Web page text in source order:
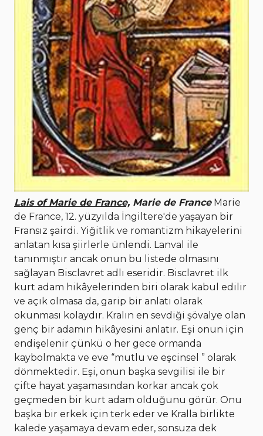
Lais of Marie de France, Marie de FranceMarie
de France, 12. yüzyılda İngiltere'de yaşayan bir
Fransız şairdi. Yiğitlik ve romantizm hikayelerini
anlatan kısa şiirlerle ünlendi. Lanval ile
tanınmıştır ancak onun bu listede olmasını
sağlayan Bisclavret adlı eseridir. Bisclavret ilk
kurt adam hikâyelerinden biri olarak kabul edilir
ve açık olmasa da, garip bir anlatı olarak
okunması kolaydır. Kralın en sevdiği şövalye olan
genç bir adamın hikâyesini anlatır. Eşi onun için
endişelenir çünkü o her gece ormanda
kaybolmakta ve eve “mutlu ve eşcinsel ” olarak
dönmektedir. Eşi, onun başka sevgilisi ile bir
çifte hayat yaşamasından korkar ancak çok
geçmeden bir kurt adam olduğunu görür. Onu
başka bir erkek için terk eder ve Kralla birlikte
kalede yaşamaya devam eder, sonsuza dek